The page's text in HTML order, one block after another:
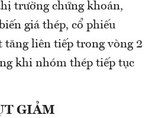
trường chứng khoán,
giá thép, cổ phiếu
tăng liên tiếp trong vòng 2
khi nhóm thép tiếp tục
GIẢM